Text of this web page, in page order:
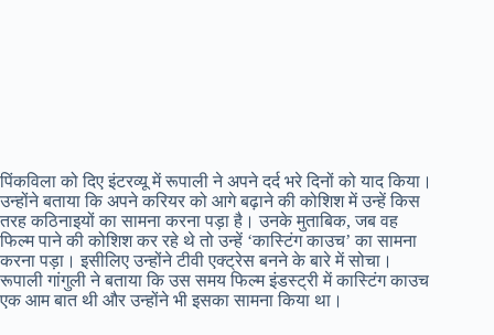
पिंकविला को दिए इंटरव्यू में रूपाली ने अपने दर्द भरे दिनों को याद किया।
उन्होंने बताया कि अपने करियर को आगे बढ़ाने की कोशिश में उन्हें किस
तरह कठिनाइयों का सामना करना पड़ा है। उनके मुताबिक, जब वह
फिल्म पाने की कोशिश कर रहे थे तो उन्हें ‘कास्टिंग काउच’ का सामना
करना पड़ा। इसीलिए उन्होंने टीवी एक्ट्रेस बनने के बारे में सोचा।
रूपाली गांगुली ने बताया कि उस समय फिल्म इंडस्ट्री में कास्टिंग काउच
एक आम बात थी और उन्होंने भी इसका सामना किया था।